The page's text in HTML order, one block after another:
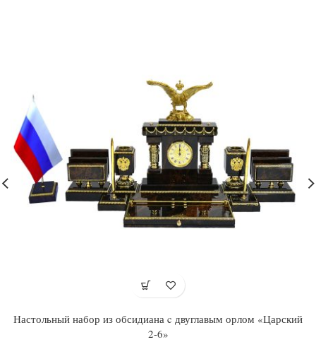
Настольный набор из обсидиана c двуглавым орлом «Царский
2-6»